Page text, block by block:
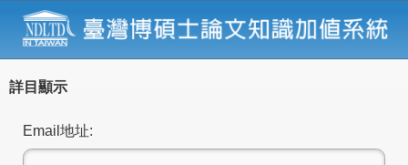
詳目顯示
Email地址: